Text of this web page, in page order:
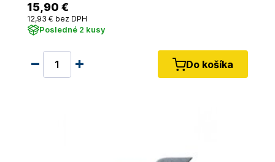
15,90 €
12,93 € bez DPH
Posledné 2 kusy
Do košíka